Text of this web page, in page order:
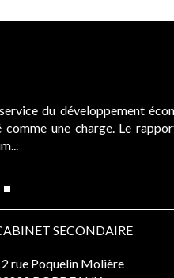
du développement
une charge. Le
SECONDAIRE
rue Poquelin Molière